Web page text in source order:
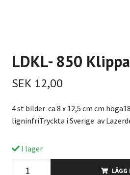
LDKL- 850
SEK 12,00
4 st bilder ca 8 x 12,5 cm cm
ligninfriTryckta i Sverige av
I lager.
LÄGG